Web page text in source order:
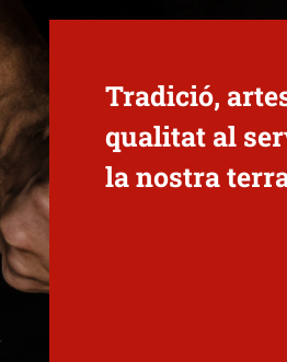
Tradició,
qualitat al
la nostra